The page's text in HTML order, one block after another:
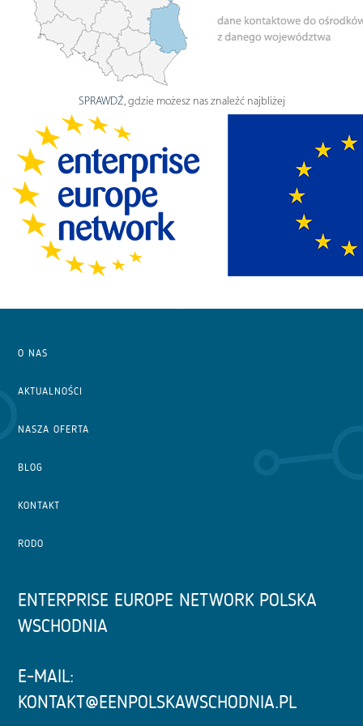
SPRAWDŹ, gdzie możesz nas znaleźć najbliżej
O NAS
AKTUALNOŚCI
NASZA OFERTA
BLOG
KONTAKT
RODO
ENTERPRISE EUROPE NETWORK POLSKA
WSCHODNIA
E-MAIL:
KONTAKT@EENPOLSKAWSCHODNIA.PL